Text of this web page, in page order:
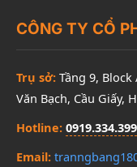
CÔNG TY CỔ
Trụ sở: Tầng 9, Block
Văn Bạch, Cầu Giấy,
Hotline: 0919.334.399
Email: